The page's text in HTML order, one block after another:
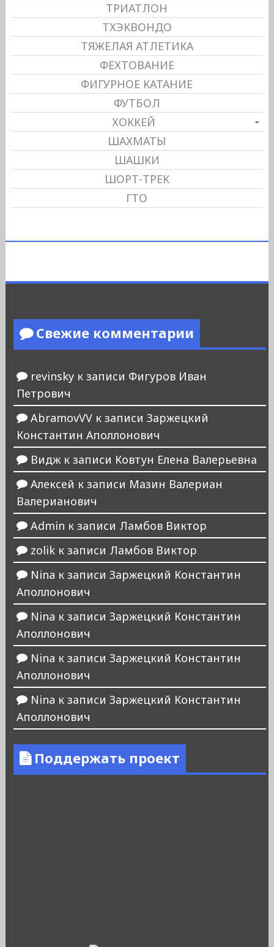
ТРИАТЛОН
ТХЭКВОНДО
ТЯЖЕЛАЯ АТЛЕТИКА
ФЕХТОВАНИЕ
ФИГУРНОЕ КАТАНИЕ
ФУТБОЛ
ХОККЕЙ
ШАХМАТЫ
ШАШКИ
ШОРТ-ТРЕК
ГТО
Свежие комментарии
revinskyк записи Фигуров Иван
Петрович
AbramovVVк записи Заржецкий
Константин Аполлонович
Виджк записи Ковтун Елена Валерьевна
Алексей к записи Мазин Валериан
Валерианович
Admin к записи Ламбов Виктор
zolikк записи Ламбов Виктор
Nina к записи Заржецкий Константин
Аполлонович
Nina к записи Заржецкий Константин
Аполлонович
Nina к записи Заржецкий Константин
Аполлонович
Nina к записи Заржецкий Константин
Аполлонович
Поддержать проект